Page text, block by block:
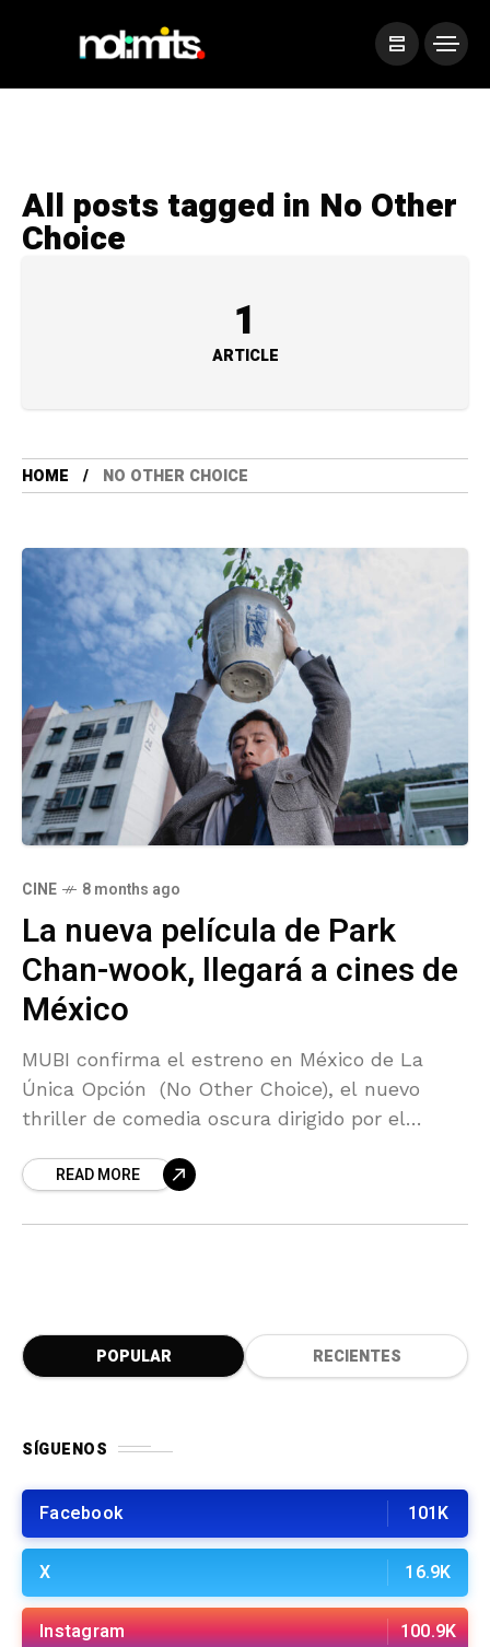
All posts tagged in No Other
Choice
1
ARTICLE
HOME NO OTHER CHOICE
CINE 8 months ago
La nueva película de Park
Chan-wook, llegará a cines de
México
MUBI confirma el estreno en México de La
Única Opción (No Other Choice), el nuevo
thriller de comedia oscura dirigido por el
wook. La película llegará
READ MORE
POPULAR RECIENTES
SÍGUENOS
Facebook 101K
X 16.9K
Instagram 100.9K